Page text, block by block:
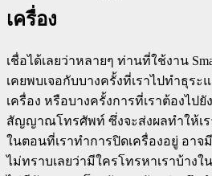
เครื่อง
เชื่อได้เลยว่าหลายๆ ท่านที่ใช้งาน
เคยพบเจอกับบางครั้งที่เราไปทำธุระ
เครื่อง หรือบางครั้งการที่เราต้องไป
สัญญาณโทรศัพท์ ซึ่งจะส่งผลทำให้เร
ในตอนที่เราทำการปิดเครื่องอยู่ อาจ
ไม่ทราบเลยว่ามีใครโทรหาเราบ้างใ